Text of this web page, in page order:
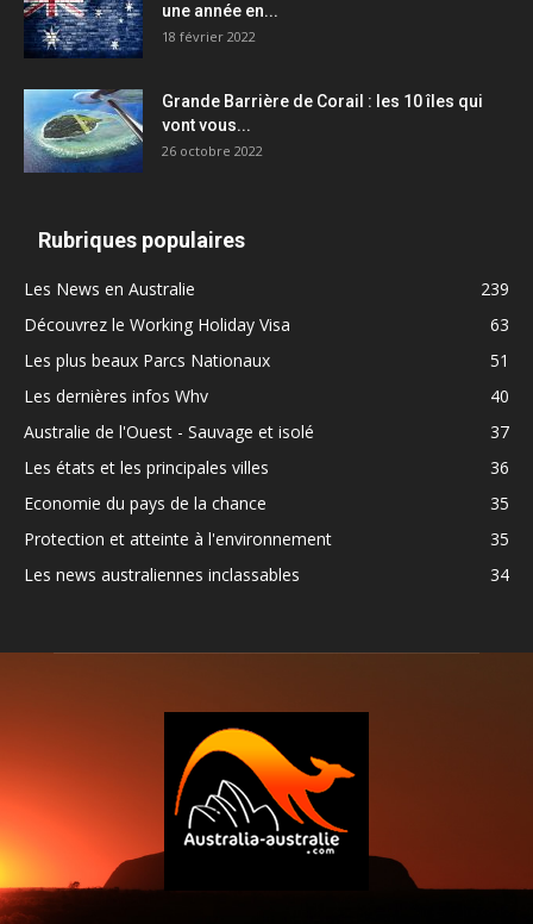
une année en...
18 février 2022
Grande Barrière de Corail : les 10 îles qui
vont vous...
26 octobre 2022
Rubriques populaires
Les News en Australie
239
Découvrez le Working Holiday Visa
63
Les plus beaux Parcs Nationaux
51
Les dernières infos Whv
40
Australie de l'Ouest - Sauvage et isolé
37
Les états et les principales villes
36
Economie du pays de la chance
35
Protection et atteinte à l'environnement
35
Les news australiennes inclassables
34